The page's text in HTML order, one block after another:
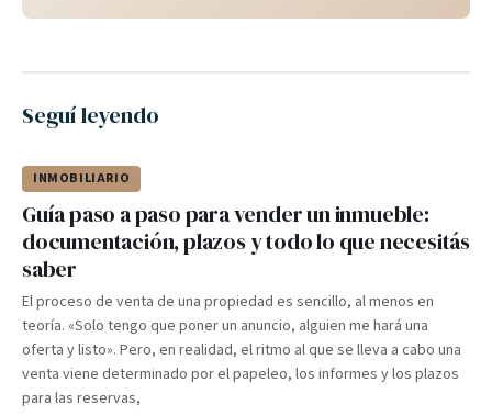
Seguí leyendo
INMOBILIARIO
Guía paso a paso para vender un inmueble:
documentación, plazos y todo lo que necesitás
saber
El proceso de venta de una propiedad es sencillo, al menos en
teoría. «Solo tengo que poner un anuncio, alguien me hará una
oferta y listo». Pero, en realidad, el ritmo al que se lleva a cabo una
venta viene determinado por el papeleo, los informes y los plazos
para las reservas,